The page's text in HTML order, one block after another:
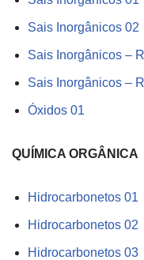
Sais Inorgânicos 02
Sais Inorgânicos –
Sais Inorgânicos –
Óxidos 01
QUÍMICA ORGÂNICA
Hidrocarbonetos 01
Hidrocarbonetos 02
Hidrocarbonetos 03